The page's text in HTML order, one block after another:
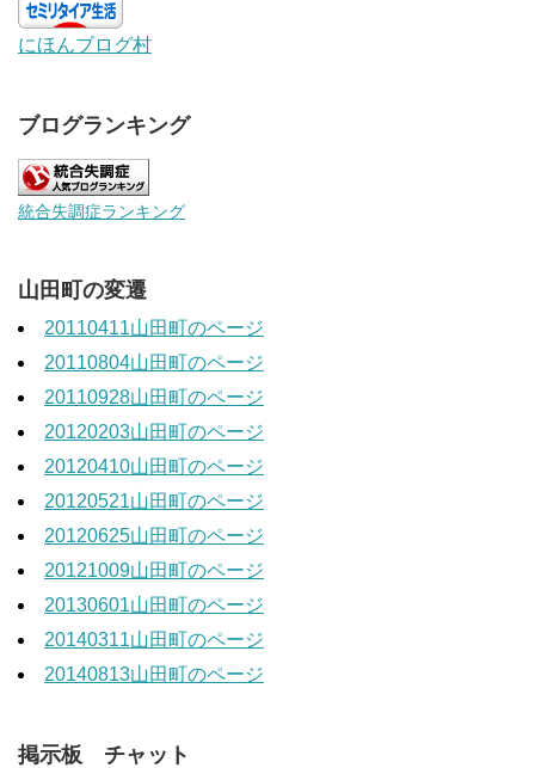
にほんブログ村
ブログランキング
統合失調症ランキング
山田町の変遷
20110411山田町のページ
20110804山田町のページ
20110928山田町のページ
20120203山田町のページ
20120410山田町のページ
20120521山田町のページ
20120625山田町のページ
20121009山田町のページ
20130601山田町のページ
20140311山田町のページ
20140813山田町のページ
掲示板 チャット